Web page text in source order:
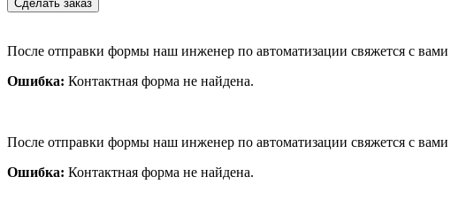
После отправки формы наш инженер по автоматизации свяжется с вами
Ошибка: Контактная форма не найдена.
После отправки формы наш инженер по автоматизации свяжется с вами
Ошибка: Контактная форма не найдена.